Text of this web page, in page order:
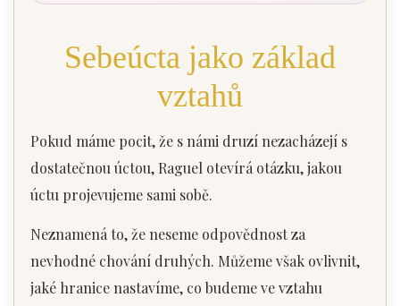
Sebeúcta jako základ
vztahů
Pokud máme pocit, že s námi druzí nezacházejí s
dostatečnou úctou, Raguel otevírá otázku, jakou
úctu projevujeme sami sobě.
Neznamená to, že neseme odpovědnost za
nevhodné chování druhých. Můžeme však ovlivnit,
jaké hranice nastavíme, co budeme ve vztahu